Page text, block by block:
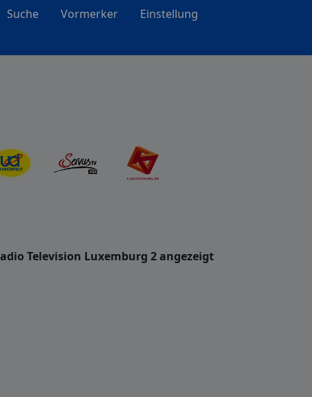
Suche Vormerker
Einstellung
Television Luxemburg 2 angezeigt